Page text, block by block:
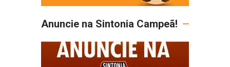
Anuncie na Sintonia Campeã!